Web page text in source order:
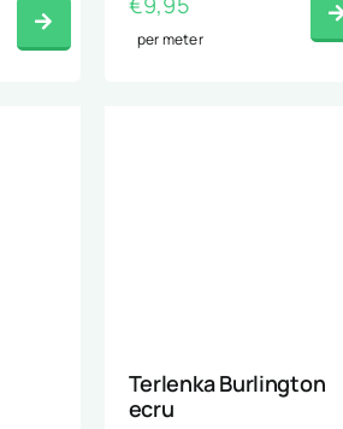
per meter
Terlenka Burlington
ecru